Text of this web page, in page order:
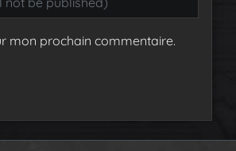
mon prochain commentaire.